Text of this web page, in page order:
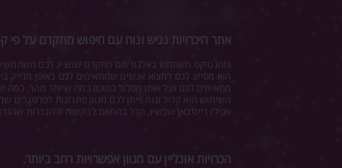
אתר היכרויות נגיש ונוח עם חיפוש מתקדם על פי
רומנטיקס משתמש באלגוריתם מתקדם שמציג לכם
הוא מסייע לכם למצוא אנשים שמתאימים לכם באופן מדייק
מתאימים לכם ועל אותו מסלול כמוכם כמה שיותר מהר, כמה
השימוש הוא קליל ונוח וייתן לכם מגוון פתרונות
אפילו דייט כאן ועכשיו, הכל בהתאם לבקשות ולהגדרות
הכרויות אונליין עם מגוון אפשרויות רחב ביותר.